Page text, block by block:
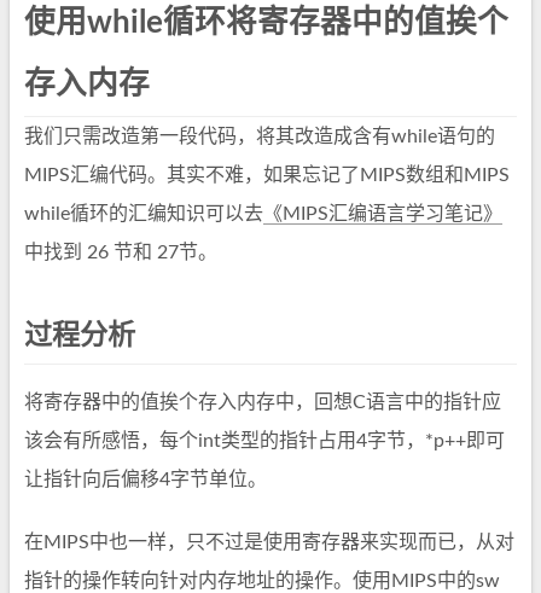
使用while循环将寄存器中的值挨个
存入内存
我们只需改造第一段代码，将其改造成含有while语句的
MIPS汇编代码。其实不难，如果忘记了MIPS数组和MIPS
while循环的汇编知识可以去 《MIPS汇编语言学习笔记》
中找到 26 节和 27节。
过程分析
将寄存器中的值挨个存入内存中，回想C语言中的指针应
该会有所感悟，每个int类型的指针占用4字节，*p++即可
让指针向后偏移4字节单位。
在MIPS中也一样，只不过是使用寄存器来实现而已，从对
指针的操作转向针对内存地址的操作。使用MIPS中的sw